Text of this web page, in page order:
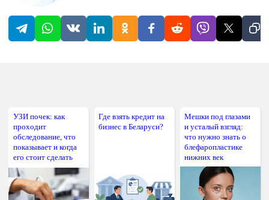
УЗИ почек: как
проходит
обследование, что
показывает и когда
его стоит сделать
Где взять кредит на
бизнес в Беларуси?
Мешки под глазами
и усталый взгляд:
что нужно знать о
блефаропластике
нижних век